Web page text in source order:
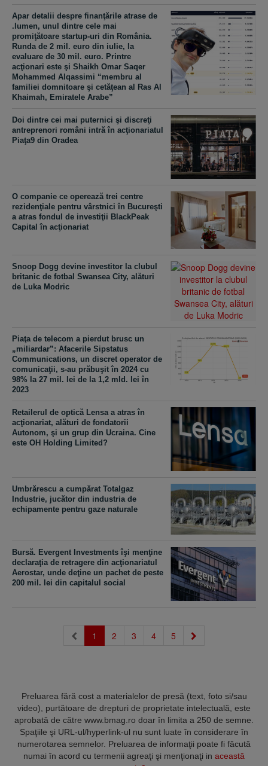
Apar detalii despre finanţările atrase de
.lumen, unul dintre cele mai
promiţătoare startup-uri din România.
Runda de 2 mil. euro din iulie, la
evaluare de 30 mil. euro. Printre
acţionari este şi Shaikh Omar Saqer
Mohammed Alqassimi “membru al
familiei domnitoare şi cetăţean al Ras Al
Khaimah, Emiratele Arabe”
Doi dintre cei mai puternici şi discreţi
antreprenori români intră în acţionariatul
Piaţa9 din Oradea
O companie ce operează trei centre
rezidenţiale pentru vârstnici în Bucureşti
a atras fondul de investiţii BlackPeak
Capital în acţionariat
Snoop Dogg devine investitor la clubul
britanic de fotbal Swansea City, alături
de Luka Modric
Piaţa de telecom a pierdut brusc un
„miliardar”: Afacerile Sipstatus
Communications, un discret operator de
comunicaţii, s-au prăbuşit în 2024 cu
98% la 27 mil. lei de la 1,2 mld. lei în
2023
Retailerul de optică Lensa a atras în
acţionariat, alături de fondatorii
Autonom, şi un grup din Ucraina. Cine
este OH Holding Limited?
Umbrărescu a cumpărat Totalgaz
Industrie, jucător din industria de
echipamente pentru gaze naturale
Bursă. Evergent Investments îşi menţine
declaraţia de retragere din acţionariatul
Aerostar, unde deţine un pachet de peste
200 mil. lei din capitalul social
1 (current)
2 3 4 5
Preluarea fără cost a materialelor de presă (text, foto si/sau
video), purtătoare de drepturi de proprietate intelectuală, este
aprobată de către www.bmag.ro doar în limita a 250 de semne.
Spaţiile şi URL-ul/hyperlink-ul nu sunt luate în considerare în
numerotarea semnelor. Preluarea de informaţii poate fi făcută
numai în acord cu termenii agreaţi şi menţionaţi in această